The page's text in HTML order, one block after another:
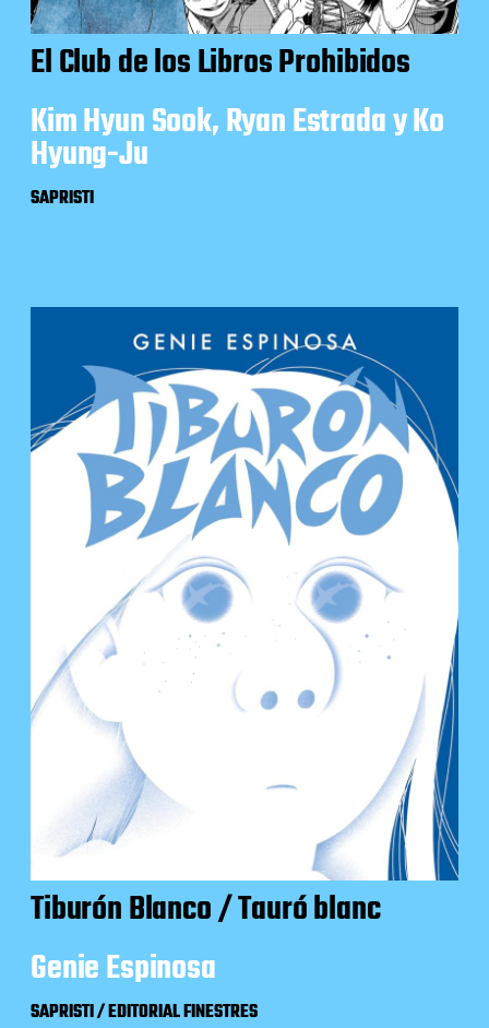
El Club de los Libros Prohibidos
Kim Hyun Sook, Ryan Estrada y Ko
Hyung-Ju
SAPRISTI
Tiburón Blanco / Tauró blanc
Genie Espinosa
SAPRISTI / EDITORIAL FINESTRES